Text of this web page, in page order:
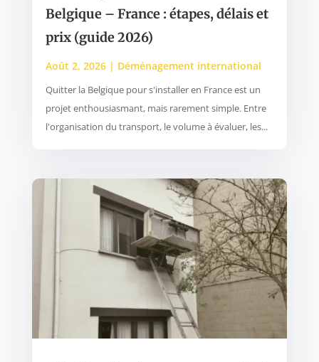
Belgique – France : étapes, délais et
prix (guide 2026)
Août 2, 2026| Déménagement international
Quitter la Belgique pour s'installer en France est un
projet enthousiasmant, mais rarement simple. Entre
l'organisation du transport, le volume à évaluer, les...